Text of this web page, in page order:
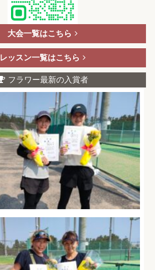
大会一覧はこちら
レッスン一覧はこちら
フラワー最新の入賞者